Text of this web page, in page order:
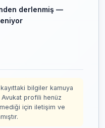
derlenmiş —
bilgiler kamuya
Avukat profili henüz
için iletişim ve